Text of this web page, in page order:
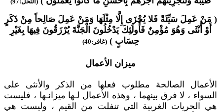
( مَنْ عَمِلَ سَيِّئَةً فَلا يُجْزَى إِلَّا مِثْلَهَا وَمَنْ عَمِلَ صَالِحاً مِنْ ذَكَرٍ
أَوْ أُنْثَى وَهُوَ مُؤْمِنٌ فَأُولَئِكَ يَدْخُلُونَ الْجَنَّةَ يُرْزَقُونَ فِيهَا بِغَيْرِ
حِسَابٍ )(غافر:40)
ميزان الأعمال
الأعمال الصالحة مطلوب فعلها من الذكر والأنثى على
السواء ، لا فرق بينهما ، وهذه الأعمال لـها ميزانـها ، فليست
هي الحريات الغربية التي تنفلت من القيم ، وليست هي